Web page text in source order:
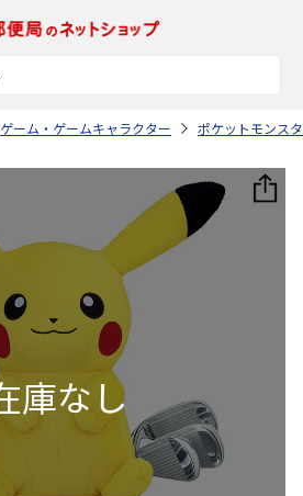
ゲーム・ゲームキャラクター ポケットモンス